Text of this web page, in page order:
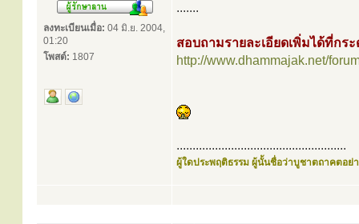
ลงทะเบียนเมื่อ: 04 มิ.ย. 2004,
01:20
โพสต์: 1807
.......
สอบถามรายละเอียดเพิ่มได้ที่กร
http://www.dhammajak.net/
.....................................................
ผู้ใดประพฤติธรรม ผู้นั้นชื่อว่าบูชาตถาคตอย่า